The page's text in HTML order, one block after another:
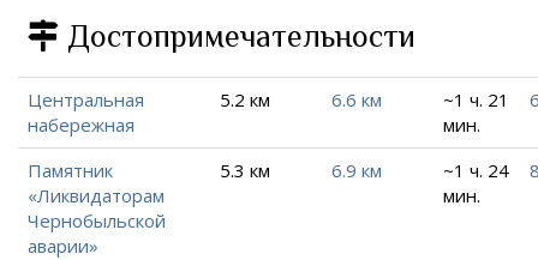
Достопримечательности
Центральная
набережная
5.2 км 6.6 км
~1 ч. 21
мин.
Памятник
«Ликвидаторам
Чернобыльской
аварии»
5.3 км 6.9 км
~1 ч. 24
мин.